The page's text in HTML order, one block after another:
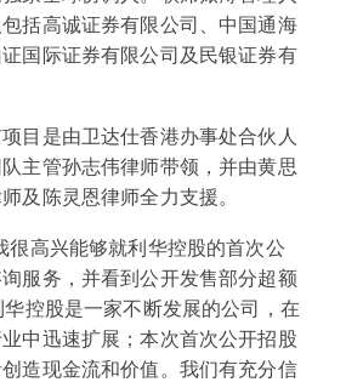
括高诚证券有限公司、中国通海
国际证券有限公司及民银证券有
目是由卫达仕香港办事处合伙人
主管孙志伟律师带领，并由黄思
及陈灵恩律师全力支援。
很高兴能够就利华控股的首次公
服务，并看到公开发售部分超额
控股是一家不断发展的公司，在
中迅速扩展；本次首次公开招股
造现金流和价值。我们有充分信